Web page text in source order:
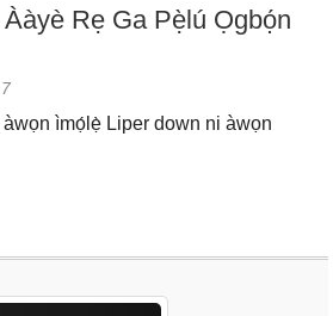
Rẹ Ga Pẹ̀lú Ọgbọ́n
àwọn ìmọ́lẹ̀ Liper down ni àwọn